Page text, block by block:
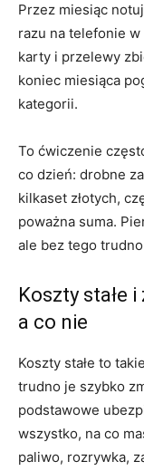
Przez miesiąc
razu na telefonie
karty i przelewy
koniec miesiąca
kategorii.
To ćwiczenie
co dzień: drobne
kilkaset złotych,
poważna suma.
ale bez tego
Koszty stałe
a co nie
Koszty stałe to
trudno je szybko
podstawowe
wszystko, na co
paliwo, rozrywka,